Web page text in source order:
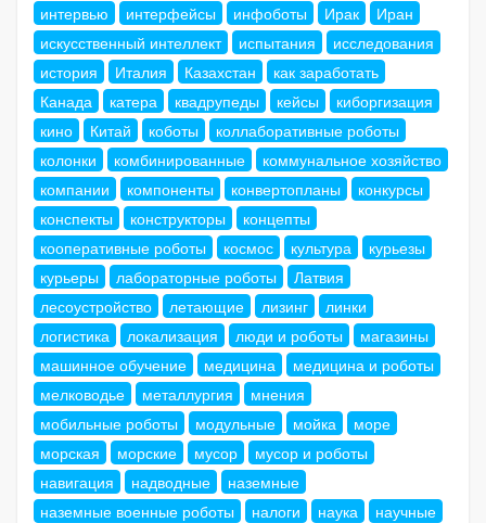
интервью
интерфейсы инфоботы Ирак
Иран
искусственный интеллект
испытания
исследования
история
Италия Казахстан
как заработать
Канада
катера квадрупеды кейсы
киборгизация
кино
Китай коботы
коллаборативные роботы
колонки
комбинированные
коммунальное хозяйство
компании
компоненты конвертопланы
конкурсы
конспекты
конструкторы
концепты
кооперативные роботы
космос культура
курьезы
курьеры
лабораторные роботы
Латвия
лесоустройство
летающие лизинг
линки
логистика
локализация люди и роботы
магазины
машинное обучение
медицина
медицина и роботы
мелководье
металлургия
мнения
мобильные роботы
модульные мойка
море
морская
морские мусор
мусор и роботы
навигация
надводные
наземные
наземные военные роботы
налоги наука
научные